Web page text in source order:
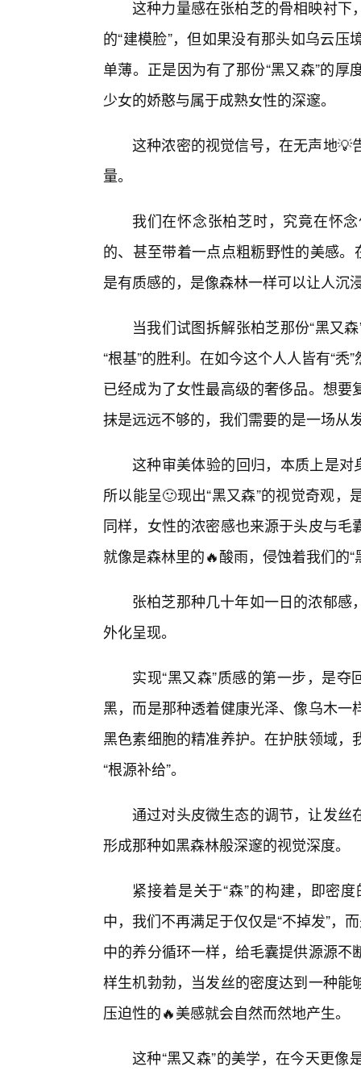
这种力量感在张柏芝的骨相映衬下
的“建模脸”，但如果没有那头如乌云
单薄。正是因为有了那份“黑又森”的
少女的娇憨与属于成熟女性的深邃。
这种浓密的视觉信号，在无声地💡
量。
我们在怀念张柏芝时，究竟在怀
的、甚至带着一点点粗粝野性的美感
是有质感的，是像森林一样可以让人沉
当我们试图拆解张柏芝那份“黑又
“根基”的胜利。在如今这个人人皆有“
已经成为了女性最高级的奢侈品。想
抹是远远不够的，我们需要的是一场从
这种审美体验的回归，本质上是对
所以能呈🙂现出“黑又森”的视觉奇观
同样，女性的浓密感也来源于头皮与
就像是森林里的🔥酸雨，侵蚀着我们的“
张柏芝那种几十年如一日的浓郁
外化呈现。
实现“黑又森”质感的第一步，是
黑，而是那种透着健康光泽、像乌木
黑色素细胞的精准养护。在护肤领域
“根源补给”。
通过对头皮微生态的调节，让发丝
形成那种如黑森林般深邃的视觉深度。
紧接着是关于“森”的构建，即密
中，我们不再满足于仅仅是“不掉发”，
中的养分循环一样，给毛囊提供源源
样生机勃勃，当发丝的密度达到一种
压迫性的🔥美感就会自然而然地产生。
这种“黑又森”的美学，在今天更